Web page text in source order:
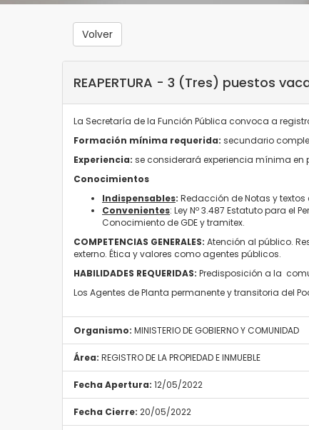
Volver
REAPERTURA - 3 (Tres) puestos
La Secretaría de la Función Pública convoca a
Formación mínima requerida: secundario
Experiencia: seconsiderará experiencia mínima en
Conocimientos
Indispensables: Redacción deNotas y textos
Convenientes: LeyNº3.487 Estatutopara el
Conocimiento de GDE y tramitex.
COMPETENCIAS GENERALES: Atención al público.
externo. Ética y valores como agentes públicos.
HABILIDADES REQUERIDAS: Predisposición a la
Los Agentes de Planta permanente y transitoria del
Organismo: MINISTERIO DE GOBIERNO Y COMUNIDAD
Área: REGISTRO DE LA PROPIEDAD E INMUEBLE
Fecha Apertura: 12/05/2022
Fecha Cierre: 20/05/2022